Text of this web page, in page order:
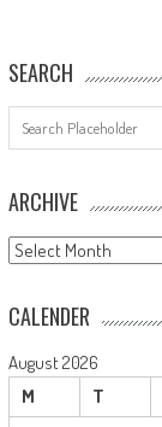
SEARCH
ARCHIVE
ARCHIVE
CALENDER
August 2026
M
T